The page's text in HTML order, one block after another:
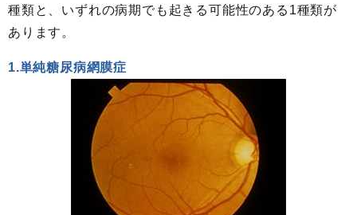
種類と、いずれの病期でも起きる可能性のある1種類が
あります。
1.単純糖尿病網膜症